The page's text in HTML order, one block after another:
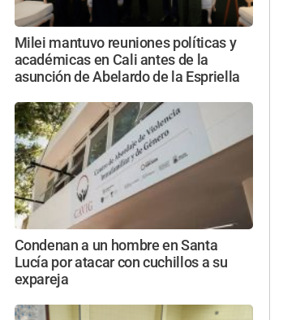
Milei mantuvo reuniones políticas y
académicas en Cali antes de la
asunción de Abelardo de la Espriella
Condenan a un hombre en Santa
Lucía por atacar con cuchillos a su
expareja